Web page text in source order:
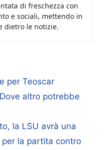
di freschezza con
e sociali, mettendo in
dietro le notizie.
per Teoscar
altro potrebbe
la LSU avrà una
la partita contro